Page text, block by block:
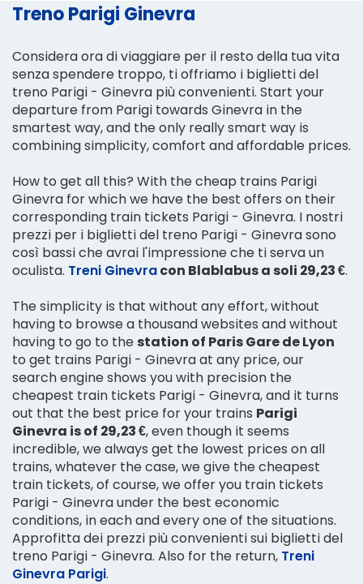
Treno Parigi Ginevra
Considera ora di viaggiare per il resto della tua vita
senza spendere troppo, ti offriamo i biglietti del
treno Parigi - Ginevra più convenienti. Start your
departure from Parigi towards Ginevra in the
smartest way, and the only really smart way is
combining simplicity, comfort and affordable prices.
How to get all this? With the cheap trains Parigi
Ginevra for which we have the best offers on their
corresponding train tickets Parigi - Ginevra. I nostri
prezzi per i biglietti del treno Parigi - Ginevra sono
così bassi che avrai l'impressione che ti serva un
oculista. Treni Ginevracon Blablabus a soli 29,23 €.
The simplicity is that without any effort, without
having to browse a thousand websites and without
having to go to thestation of Paris Gare de Lyon
to get trains Parigi - Ginevra at any price, our
search engine shows you with precision the
cheapest train tickets Parigi - Ginevra, and it turns
out that the best price for your trains Parigi
Ginevra is of 29,23 €, even though it seems
incredible, we always get the lowest prices on all
trains, whatever the case, we give the cheapest
train tickets, of course, we offer you train tickets
Parigi - Ginevra under the best economic
conditions, in each and every one of the situations.
Approfitta dei prezzi più convenienti sui biglietti del
treno Parigi - Ginevra. Also for the return, Treni
Ginevra Parigi.